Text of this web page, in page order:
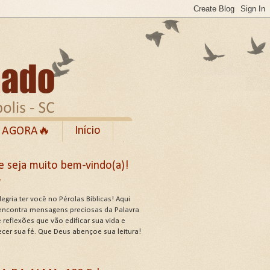
Início
ATRIBUTOS .
seja muito bem-vindo(a)!
ter você no Pérolas Bíblicas! Aqui
mensagens preciosas da Palavra
reflexões que vão edificar sua vida e
sua fé. Que Deus abençoe sua leitura!